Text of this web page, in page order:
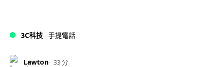
3C科技 手提電話
Lawton 33 分